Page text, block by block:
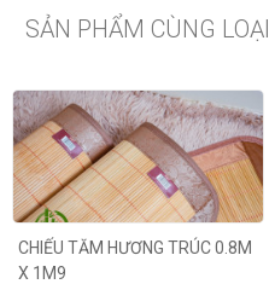
SẢN PHẨM CÙNG LOẠI
CHIẾU TĂM HƯƠNG TRÚC 0.8M
X 1M9